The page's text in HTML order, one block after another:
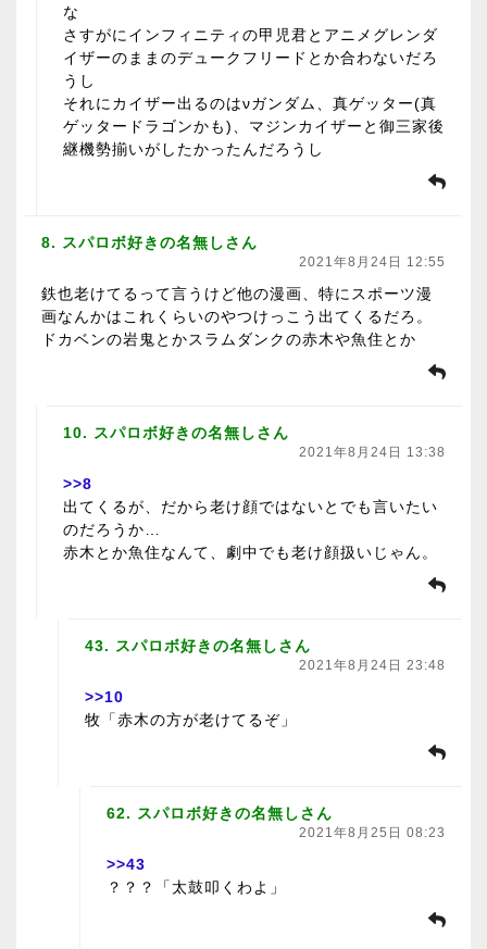
な
さすがにインフィニティの甲児君とアニメグレンダ
イザーのままのデュークフリードとか合わないだろ
うし
それにカイザー出るのはνガンダム、真ゲッター(真
ゲッタードラゴンかも)、マジンカイザーと御三家後
継機勢揃いがしたかったんだろうし
8. スパロボ好きの名無しさん
2021年8月24日 12:55
鉄也老けてるって言うけど他の漫画、特にスポーツ漫
画なんかはこれくらいのやつけっこう出てくるだろ。
ドカベンの岩鬼とかスラムダンクの赤木や魚住とか
10. スパロボ好きの名無しさん
2021年8月24日 13:38
>>8
出てくるが、だから老け顔ではないとでも言いたい
のだろうか…
赤木とか魚住なんて、劇中でも老け顔扱いじゃん。
43. スパロボ好きの名無しさん
2021年8月24日 23:48
>>10
牧「赤木の方が老けてるぞ」
62. スパロボ好きの名無しさん
2021年8月25日 08:23
>>43
？？？「太鼓叩くわよ」